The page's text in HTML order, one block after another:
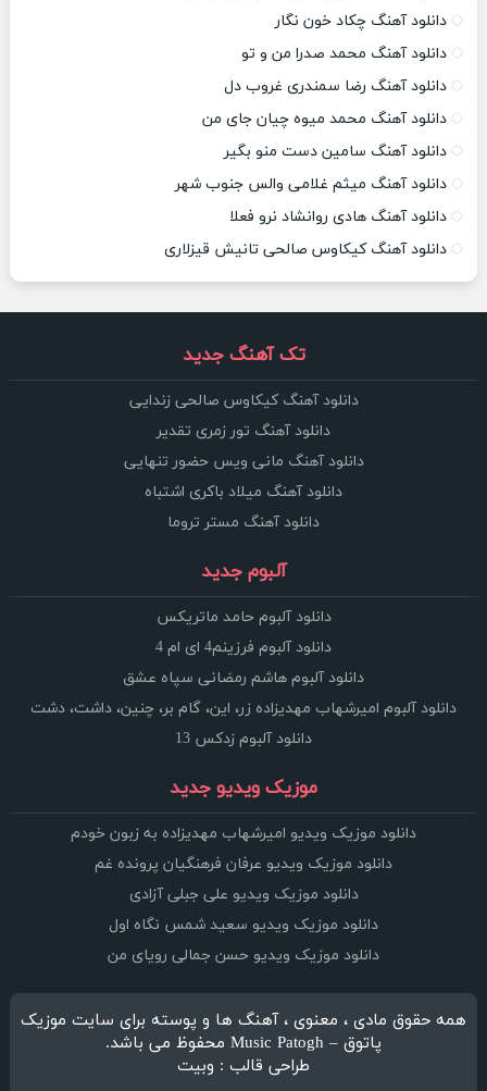
دانلود آهنگ چکاد خون نگار
دانلود آهنگ محمد صدرا من و تو
دانلود آهنگ رضا سمندری غروب دل
دانلود آهنگ محمد میوه چیان جای من
دانلود آهنگ سامین دست منو بگیر
دانلود آهنگ میثم غلامی والس جنوب شهر
دانلود آهنگ هادی روانشاد نرو فعلا
دانلود آهنگ کیکاوس صالحی تانیش قیزلاری
تک آهنگ جدید
دانلود آهنگ کیکاوس صالحی زندایی
دانلود آهنگ تور زمری تقدیر
دانلود آهنگ مانی ویس حضور تنهایی
دانلود آهنگ میلاد باکری اشتباه
دانلود آهنگ مستر تروما
آلبوم جدید
دانلود آلبوم حامد ماتریکس
دانلود آلبوم فرزینم4 ای ام 4
دانلود آلبوم هاشم رمضانی سپاه عشق
دانلود آلبوم امیرشهاب مهدیزاده زر، این، گام بر، چنین، داشت، دشت
دانلود آلبوم زدکس 13
موزیک ویدیو جدید
دانلود موزیک ویدیو امیرشهاب مهدیزاده به زبون خودم
دانلود موزیک ویدیو عرفان فرهنگیان پرونده غم
دانلود موزیک ویدیو علی جبلی آزادی
دانلود موزیک ویدیو سعید شمس نگاه اول
دانلود موزیک ویدیو حسن جمالی رویای من
همه حقوق مادی ، معنوی ، آهنگ ها و پوسته برای سایت موزیک
پاتوق – Music Patogh محفوظ می باشد.
طراحی قالب : وبیت